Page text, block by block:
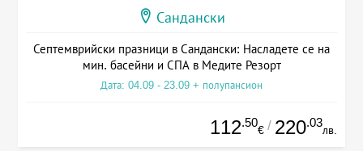
Сандански
Септемврийски празници в Сандански: Насладете се на
мин. басейни и СПА в Медите Резорт
Дата: 04.09 - 23.09 + полупансион
112.50
€ / 220.03
лв.